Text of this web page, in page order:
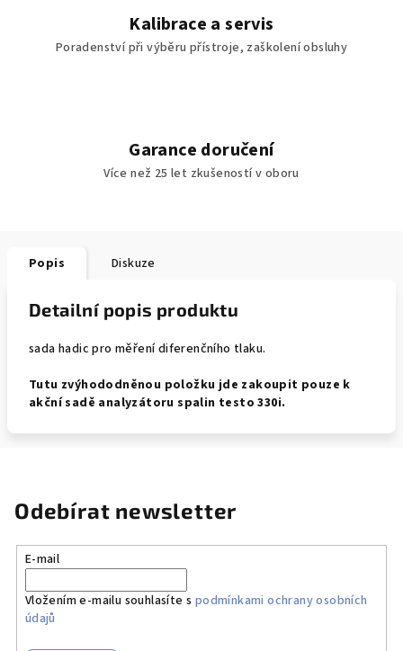
Kalibrace a servis
Poradenství při výběru přístroje, zaškolení obsluhy
Garance doručení
Více než 25 let zkušeností v oboru
Popis Diskuze
Detailní popis produktu
sada hadic pro měření diferenčního tlaku.
Tutu zvýhododněnou položku jde zakoupit pouze k
akční sadě analyzátoru spalin testo 330i.
Odebírat newsletter
E-mail
Vložením e-mailu souhlasíte s podmínkami ochrany osobních
údajů